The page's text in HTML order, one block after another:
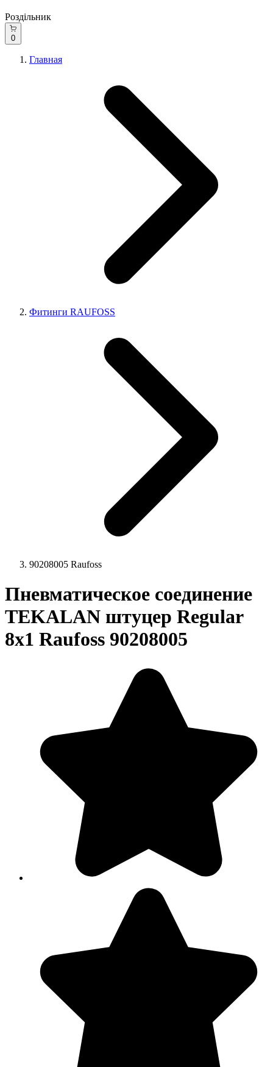
Роздільник
0
Главная
Фитинги RAUFOSS
90208005 Raufoss
Пневматическое соединение
TEKALAN штуцер Regular
8x1 Raufoss 90208005